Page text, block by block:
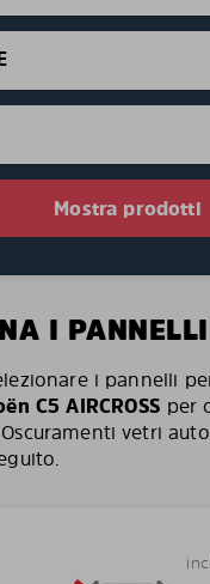
Mostra prodotti
I
i pannelli
C5 AIRCROSS per
vetri